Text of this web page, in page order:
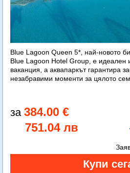
Blue Lagoon Queen 5*, най-новото
Blue Lagoon Hotel Group, е идеален
ваканция, а аквапаркът гарантира
незабравими моменти за цялото
384.00 €
751.04 лв